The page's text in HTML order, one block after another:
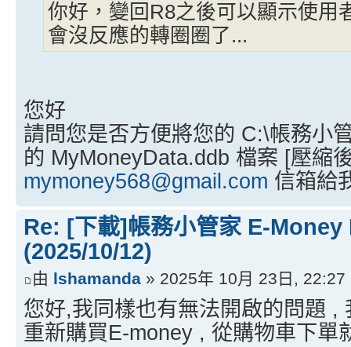
你好，變回R8之後可以顯示使用
會沒反應的轉圈圈了...
您好
請問您是否方便將您的 C:\帳務小
的 MyMoneyData.ddb 檔案 [壓縮
mymoney568@gmail.com 信箱給
Re: [下載]帳務小管家 E-Money
(2025/10/12)
由 lshamanda » 2025年 10月 23日, 22:27
您好,我同樣也有無法開啟的問題 ,
重新購買E-money , 從購物車下單